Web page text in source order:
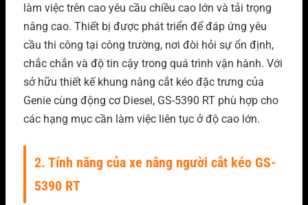
làm việc trên cao yêu cầu chiều cao lớn và tải trọng
nâng cao. Thiết bị được phát triển để đáp ứng yêu
cầu thi công tại công trường, nơi đòi hỏi sự ổn định,
chắc chắn và độ tin cậy trong quá trình vận hành. Với
sở hữu thiết kế khung nâng cắt kéo đặc trưng của
Genie cùng động cơ Diesel, GS-5390 RT phù hợp cho
các hạng mục cần làm việc liên tục ở độ cao lớn.
2. Tính năng của xe nâng người cắt kéo GS-
5390 RT